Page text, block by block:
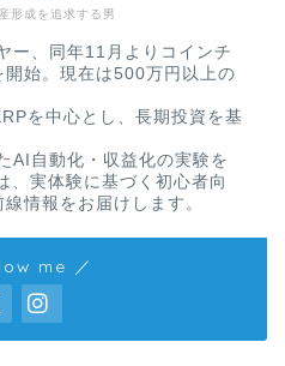
形成を追求する男
ー、同年11月よりコインチ
開始。現在は500万円以上の
を中心とし、長期投資を基
AI自動化・収益化の実験を
、実体験に基づく初心者向
情報をお届けします。
me ／